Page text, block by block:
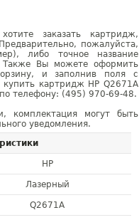
заказать картридж,
пожалуйста,
либо точное название
Также Вы можете оформить
и заполнив поля с
картридж HP Q2671A
телефону: (495) 970-69-48.
комплектация могут быть
уведомления.
HP
Лазерный
Q2671A